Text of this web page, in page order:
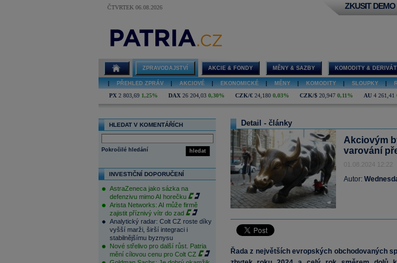
ČTVRTEK 06.08.2026 ZKUSIT DEMO
ZPRAVODAJSTVÍ AKCIE & FONDY MĚNY & SAZBY KOMODITY &
PŘEHLED ZPRÁV AKCIOVÉ EKONOMICKÉ MĚNY KOMODITY SLOUPKY
PX 2 803,69 1,25% DAX 26 204,03 0,30% CZK/€ 24,180 0,03% CZK/$ 20,947 0,11% AU 4 261,41
HLEDAT V KOMENTÁŘÍCH
hledat
Pokročilé hledání
INVESTIČNÍ DOPORUČENÍ
AstraZeneca jako sázka na
defenzivu mimo AI horečku
Arista Networks: AI může firmě
zajistit příznivý vítr do zad
Analytický radar: Colt CZ roste díky
vyšší marži, širší integraci i
stabilnějšímu byznysu
Nové střelivo pro další růst. Patria
mění cílovou cenu pro Colt CZ
Detail - články
Akciovým
varování
01.08.2024 12:22
Autor:
Řada z největších evropských obchodovaných